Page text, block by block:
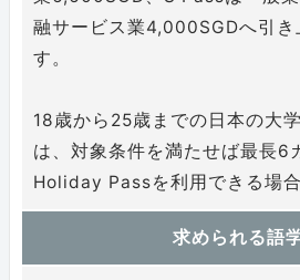
融サービス業4,000SGDへ引き
す。
18歳から25歳までの日本の大
は、対象条件を満たせば最長6
Holiday Passを利用できる場合
求められる語